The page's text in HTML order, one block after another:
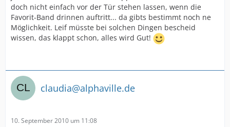
doch nicht einfach vor der Tür stehen lassen, wenn die
Favorit-Band drinnen auftritt... da gibts bestimmt noch ne
Möglichkeit. Leif müsste bei solchen Dingen bescheid
wissen, das klappt schon, alles wird Gut!
claudia@alphaville.de
10. September 2010 um 11:08